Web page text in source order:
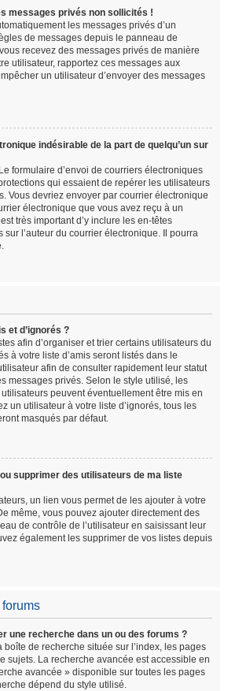
messages privés non sollicités !
les messages privés d’un
de messages depuis le panneau de
recevez des messages privés de manière
utilisateur, rapportez ces messages aux
un utilisateur d’envoyer des messages
indésirable de la part de quelqu’un sur
formulaire d’envoi de courriers électroniques
qui essaient de repérer les utilisateurs
Vous devriez envoyer par courrier électronique
électronique que vous avez reçu à un
très important d’y inclure les en-têtes
sur l’auteur du courrier électronique. Il pourra
et d’ignorés ?
afin d’organiser et trier certains utilisateurs du
à votre liste d’amis seront listés dans le
afin de consulter rapidement leur statut
messages privés. Selon le style utilisé, les
peuvent éventuellement être mis en
un utilisateur à votre liste d’ignorés, tous les
masqués par défaut.
supprimer des utilisateurs de ma liste
un lien vous permet de les ajouter à votre
même, vous pouvez ajouter directement des
de contrôle de l’utilisateur en saisissant leur
également les supprimer de vos listes depuis
une recherche dans un ou des forums ?
de recherche située sur l’index, les pages
sujets. La recherche avancée est accessible en
avancée » disponible sur toutes les pages
dépend du style utilisé.